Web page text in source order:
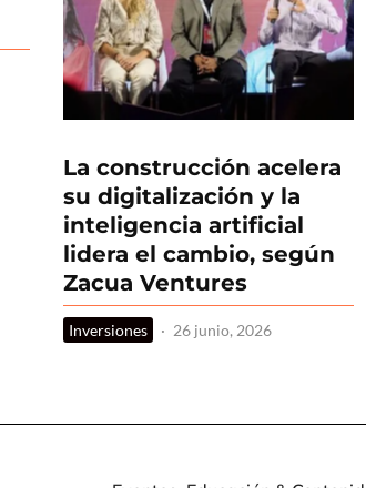
La construcción acelera
su digitalización y la
inteligencia artificial
lidera el cambio, según
Zacua Ventures
Inversiones · 26 junio, 2026